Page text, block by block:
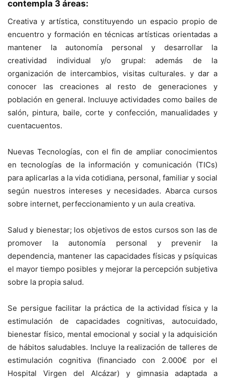
contempla 3 áreas:
Creativa y artística, constituyendo un espacio propio de
encuentro y formación en técnicas artísticas orientadas a
mantener la autonomía personal y desarrollar la
creatividad individual y/o grupal: además de la
organización de intercambios, visitas culturales. y dar a
conocer las creaciones al resto de generaciones y
población en general. Incluuye actividades como bailes de
salón, pintura, baile, corte y confección, manualidades y
cuentacuentos.
Nuevas Tecnologías, con el fin de ampliar conocimientos
en tecnologías de la información y comunicación (TICs)
para aplicarlas a la vida cotidiana, personal, familiar y social
según nuestros intereses y necesidades. Abarca cursos
sobre internet, perfeccionamiento y un aula creativa.
Salud y bienestar; los objetivos de estos cursos son las de
promover la autonomía personal y prevenir la
dependencia, mantener las capacidades físicas y psíquicas
el mayor tiempo posibles y mejorar la percepción subjetiva
sobre la propia salud.
Se persigue facilitar la práctica de la actividad física y la
estimulación de capacidades cognitivas, autocuidado,
bienestar físico, mental emocional y social y la adquisición
de hábitos saludables. Incluye la realización de talleres de
estimulación cognitiva (financiado con 2.000€ por el
Hospital Virgen del Alcázar) y gimnasia adaptada a